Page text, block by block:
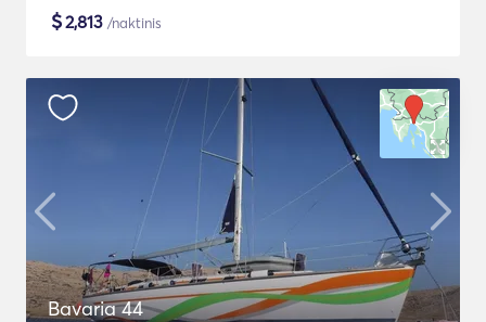
$2,813 /naktinis
Bavaria 44